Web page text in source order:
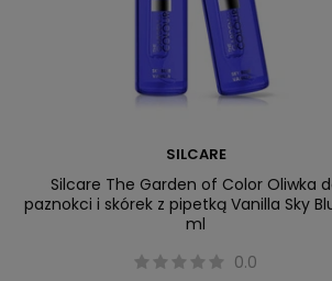
SILCARE
Silcare The Garden of Color Oliwka
paznokci i skórek z pipetką Vanilla Sky
ml
0.0